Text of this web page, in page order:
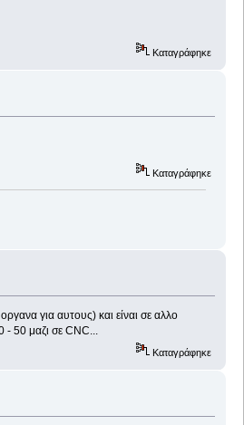
Καταγράφηκε
Καταγράφηκε
για αυτους) και είναι σε αλλο
50 μαζι σε CNC...
Καταγράφηκε